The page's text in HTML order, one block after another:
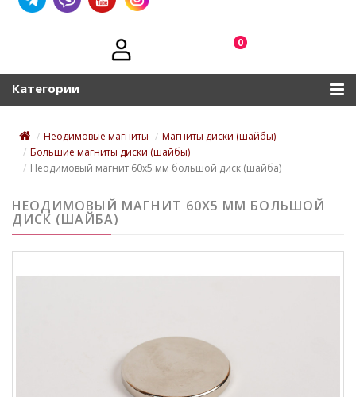
0
Категории
Неодимовые магниты
Магниты диски (шайбы)
Большие магниты диски (шайбы)
Неодимовый магнит 60х5 мм большой диск (шайба)
НЕОДИМОВЫЙ МАГНИТ 60Х5 ММ БОЛЬШОЙ
ДИСК (ШАЙБА)